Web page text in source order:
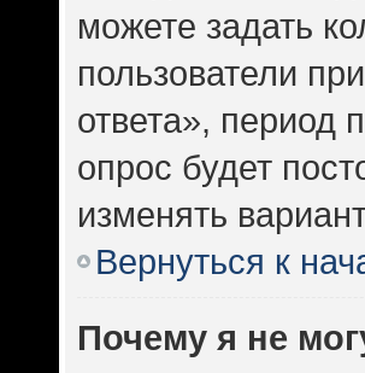
можете задать
пользователи
ответа», период
опрос будет
изменять
Вернуться к
Почему я не